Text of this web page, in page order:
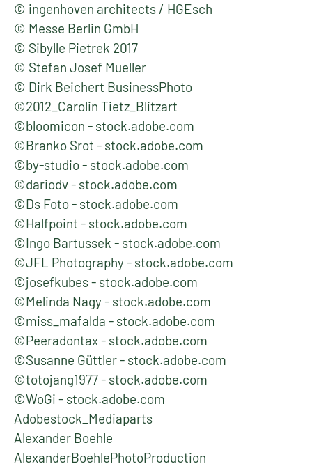
© ingenhoven architects / HGEsch
© Messe Berlin GmbH
© Sibylle Pietrek 2017
© Stefan Josef Mueller
© Dirk Beichert BusinessPhoto
©2012_Carolin Tietz_Blitzart
©bloomicon - stock.adobe.com
©Branko Srot - stock.adobe.com
©by-studio - stock.adobe.com
©dariodv - stock.adobe.com
©Ds Foto - stock.adobe.com
©Halfpoint - stock.adobe.com
©Ingo Bartussek - stock.adobe.com
©JFL Photography - stock.adobe.com
©josefkubes - stock.adobe.com
©Melinda Nagy - stock.adobe.com
©miss_mafalda - stock.adobe.com
©Peeradontax - stock.adobe.com
©Susanne Güttler - stock.adobe.com
©totojang1977 - stock.adobe.com
©WoGi - stock.adobe.com
Adobestock_Mediaparts
Alexander Boehle
AlexanderBoehlePhotoProduction